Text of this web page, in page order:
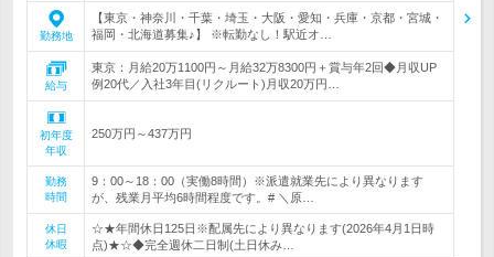
勤務地
【東京・神奈川・千葉・埼玉・大阪・愛知・兵庫・京都・宮城・
福岡・北海道募集♪】 ※転勤なし！駅近オ…
給与
東京：月給20万1100円～月給32万8300円＋賞与年2回◆月収UP
例20代／入社3年目(リクルート)月収20万円…
初年度
年収
250万円～437万円
勤務
時間
9：00～18：00（実働8時間）※派遣就業先により異なります
が、残業月平均6時間程度です。# ＼原…
休日
休暇
☆★年間休日125日※配属先により異なります(2026年4月1日時
点)★☆◆完全週休二日制(土日休み…